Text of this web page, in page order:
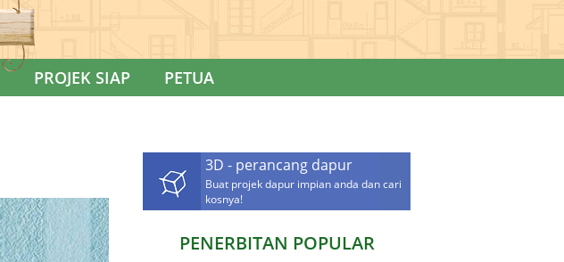
PROJEK SIAP PETUA
3D - perancang dapur
Buat projek dapur impian anda dan cari
kosnya!
PENERBITAN POPULAR